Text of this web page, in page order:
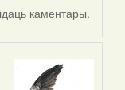
каментары.